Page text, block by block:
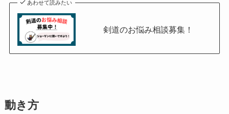
あわせて読みたい
剣道のお悩み相談募集！
動き方